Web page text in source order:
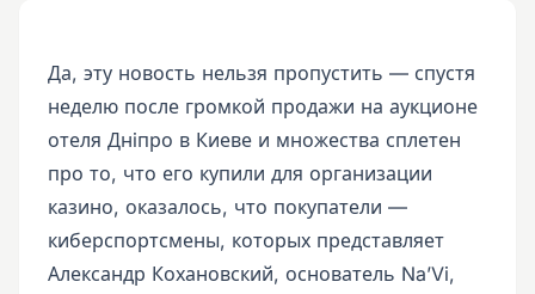
Да, эту новость нельзя пропустить — спустя
неделю после громкой продажи на аукционе
отеля Днiпро в Киеве и множества сплетен
про то, что его купили для организации
казино, оказалось, что покупатели —
киберспортсмены, которых представляет
Александр Кохановский, основатель Na’Vi,